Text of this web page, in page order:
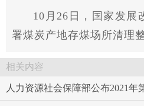
10月26日， 国家 发展
署煤炭产地存煤场所清理
相关内容